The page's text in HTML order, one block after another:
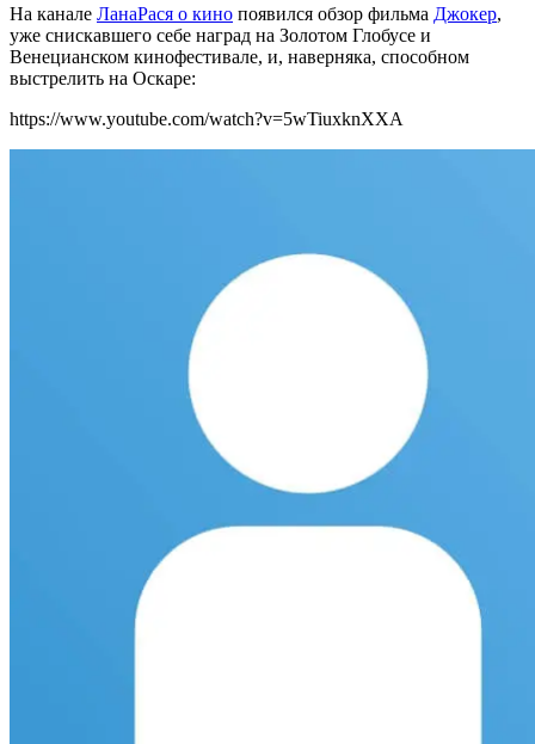
На канале ЛанаРася о кино появился обзор фильма Джокер,
уже снискавшего себе наград на Золотом Глобусе и
Венецианском кинофестивале, и, наверняка, способном
выстрелить на Оскаре:
https://www.youtube.com/watch?v=5wTiuxknXXA